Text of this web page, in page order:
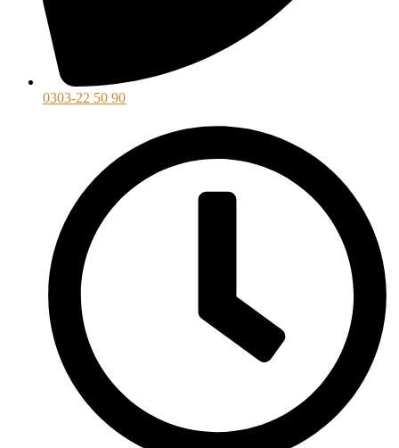
0303-22 50 90